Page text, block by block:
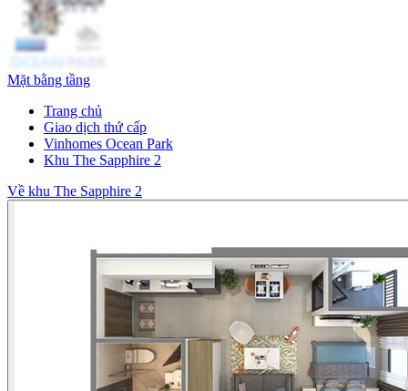
Mặt bằng tầng
Trang chủ
Giao dịch thứ cấp
Vinhomes Ocean Park
Khu The Sapphire 2
Về khu The Sapphire 2